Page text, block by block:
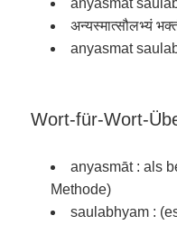
अन्यस्मात्सौलभ्यं
anyasmat
Wort-für-Wort-
anyasmāt : als
Methode)
saulabhyam :